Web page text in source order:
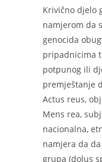
Krivično djelo
namjerom da
genocida
pripadnicima
potpunog ili
premještanje
Actus reus,
Mens rea,
nacionalna,
namjera da
grupa (dolus